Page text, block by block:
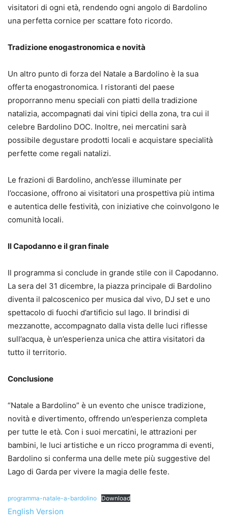
visitatori di ogni età, rendendo ogni angolo di Bardolino
una perfetta cornice per scattare foto ricordo.
Tradizione enogastronomica e novità
Un altro punto di forza del Natale a Bardolino è la sua
offerta enogastronomica. I ristoranti del paese
proporranno menu speciali con piatti della tradizione
natalizia, accompagnati dai vini tipici della zona, tra cui il
celebre Bardolino DOC. Inoltre, nei mercatini sarà
possibile degustare prodotti locali e acquistare specialità
perfette come regali natalizi.
Le frazioni di Bardolino, anch’esse illuminate per
l’occasione, offrono ai visitatori una prospettiva più intima
e autentica delle festività, con iniziative che coinvolgono le
comunità locali.
Il Capodanno e il gran finale
Il programma si conclude in grande stile con il Capodanno.
La sera del 31 dicembre, la piazza principale di Bardolino
diventa il palcoscenico per musica dal vivo, DJ set e uno
spettacolo di fuochi d’artificio sul lago. Il brindisi di
mezzanotte, accompagnato dalla vista delle luci riflesse
sull’acqua, è un’esperienza unica che attira visitatori da
tutto il territorio.
Conclusione
“Natale a Bardolino” è un evento che unisce tradizione,
novità e divertimento, offrendo un’esperienza completa
per tutte le età. Con i suoi mercatini, le attrazioni per
bambini, le luci artistiche e un ricco programma di eventi,
Bardolino si conferma una delle mete più suggestive del
Lago di Garda per vivere la magia delle feste.
programma-natale-a-bardolino Download
English Version